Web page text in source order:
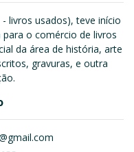
livros usados), teve início
o comércio de livros
da área de história, arte
gravuras, e outra